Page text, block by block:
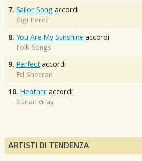
7. Sailor Song accordi
Gigi Perez
8. You Are My Sunshine accordi
Folk Songs
9. Perfect accordi
Ed Sheeran
10. Heather accordi
Conan Gray
ARTISTI DI TENDENZA